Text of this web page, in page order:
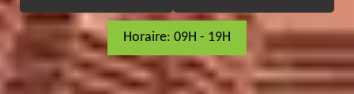
Horaire: 09H - 19H